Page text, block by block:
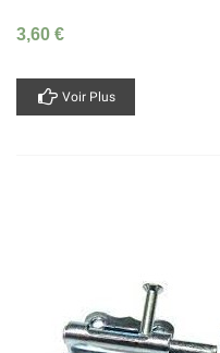
3,60 €
Voir Plus